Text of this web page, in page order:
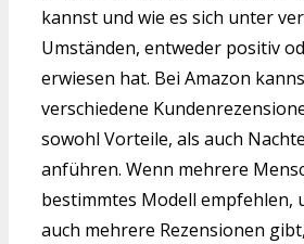
kannst und wie es sich unter
Umständen, entweder positiv
erwiesen hat. Bei Amazon
verschiedene
sowohl Vorteile, als auch
anführen. Wenn mehrere
bestimmtes Modell empfehlen,
auch mehrere Rezensionen